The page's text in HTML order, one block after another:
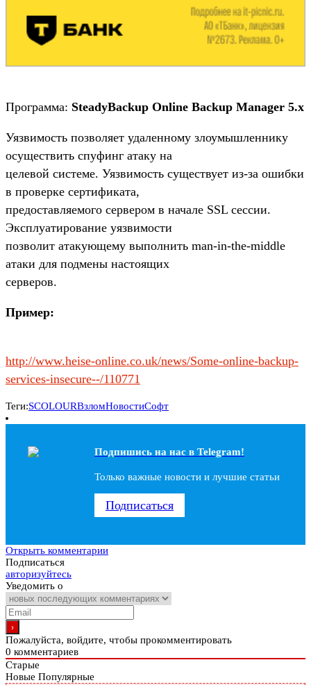
Программа: SteadyBackup Online Backup Manager 5.x
Уязвимость позволяет удаленному злоумышленнику
осуществить спуфинг атаку на
целевой системе. Уязвимость существует из-за ошибки
в проверке сертификата,
предоставляемого сервером в начале SSL сессии.
Эксплуатирование уязвимости
позволит атакующему выполнить man-in-the-middle
атаки для подмены настоящих
серверов.
Пример:
http://www.heise-online.co.uk/news/Some-online-backup-
services-insecure--/110771
Теги:SCOLOURВзломНовостиСофт
Подпишись на наc в Telegram!
Только важные новости и лучшие статьи
Подписаться
Открыть комментарии
Подписаться
авторизуйтесь
Уведомить о
Пожалуйста, войдите, чтобы прокомментировать
0 комментариев
Старые
Новые Популярные